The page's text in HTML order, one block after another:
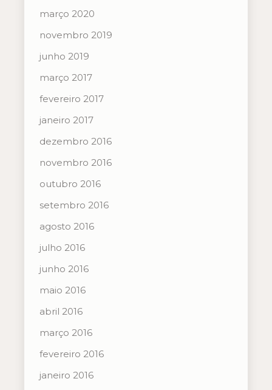
março 2020
novembro 2019
junho 2019
março 2017
fevereiro 2017
janeiro 2017
dezembro 2016
novembro 2016
outubro 2016
setembro 2016
agosto 2016
julho 2016
junho 2016
maio 2016
abril 2016
março 2016
fevereiro 2016
janeiro 2016